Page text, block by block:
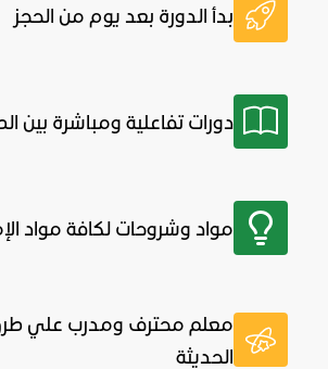
بدأ الدورة بعد يوم من الحجز
دورات تفاعلية ومباشرة بين
مواد وشروحات لكافة مواد
معلم محترف ومدرب علي طرق
الحديثة